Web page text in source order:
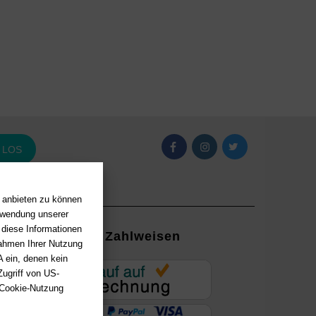
zu können
unserer
Informationen
Ihrer Nutzung
ein, denen kein
von US-
Nutzung
LOS
mit
Zahlweisen